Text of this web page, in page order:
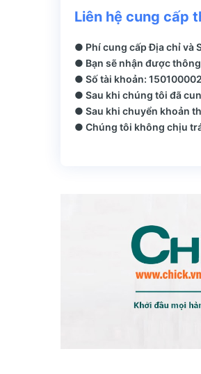
Liên hệ cung cấp
● Phí cung cấp Địa chỉ và
● Bạn sẽ nhận được
● Số tài khoản:
● Sau khi chúng tôi đã
● Sau khi chuyển khoản
● Chúng tôi không chịu